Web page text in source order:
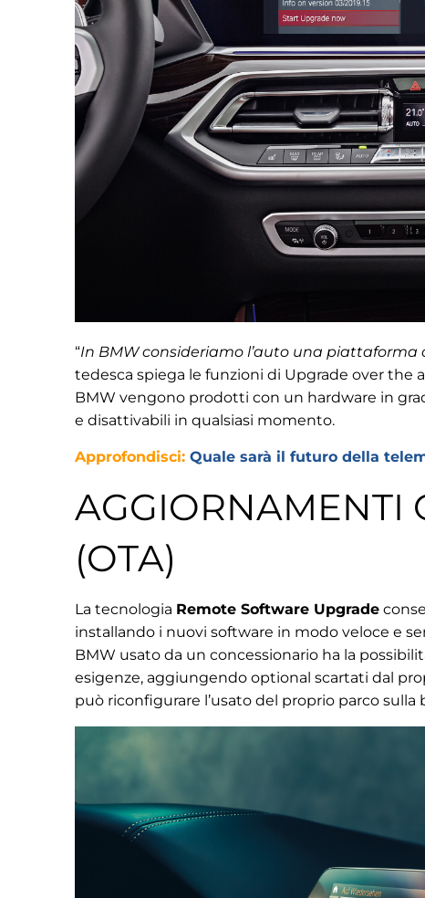
“In BMW consideriamo l’auto una piattaforma
tedesca spiega le funzioni di Upgrade over the
BMW vengono prodotti con un hardware in
e disattivabili in qualsiasi momento.
Approfondisci: Quale sarà il futuro della
AGGIORNAMENTI
(OTA)
La tecnologia Remote Software Upgrade
installando i nuovi software in modo veloce e
BMW usato da un concessionario ha la
esigenze, aggiungendo optional scartati dal
può riconfigurare l’usato del proprio parco